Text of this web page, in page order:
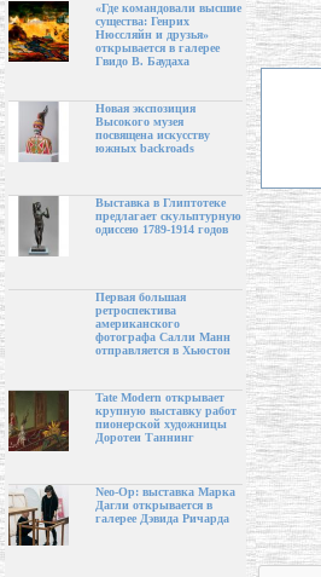
«Где командовали высшие
существа: Генрих
Нюссляйн и друзья»
открывается в галерее
Гвидо В. Баудаха
Новая экспозиция
Высокого музея
посвящена искусству
южных backroads
Выставка в Глиптотеке
предлагает скульптурную
одиссею 1789-1914 годов
Первая большая
ретроспектива
американского
фотографа Салли Манн
отправляется в Хьюстон
Tate Modern открывает
крупную выставку работ
пионерской художницы
Доротеи Таннинг
Neo-Op: выставка Марка
Дагли открывается в
галерее Дэвида Ричарда